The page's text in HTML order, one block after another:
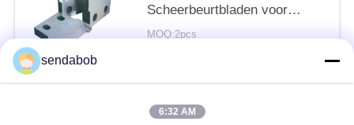
Scheerbeurtbladen voor
Verkoop 100x100x28mm
MOQ:2pcs
populaire categorieën
sendabob
6:32 AM